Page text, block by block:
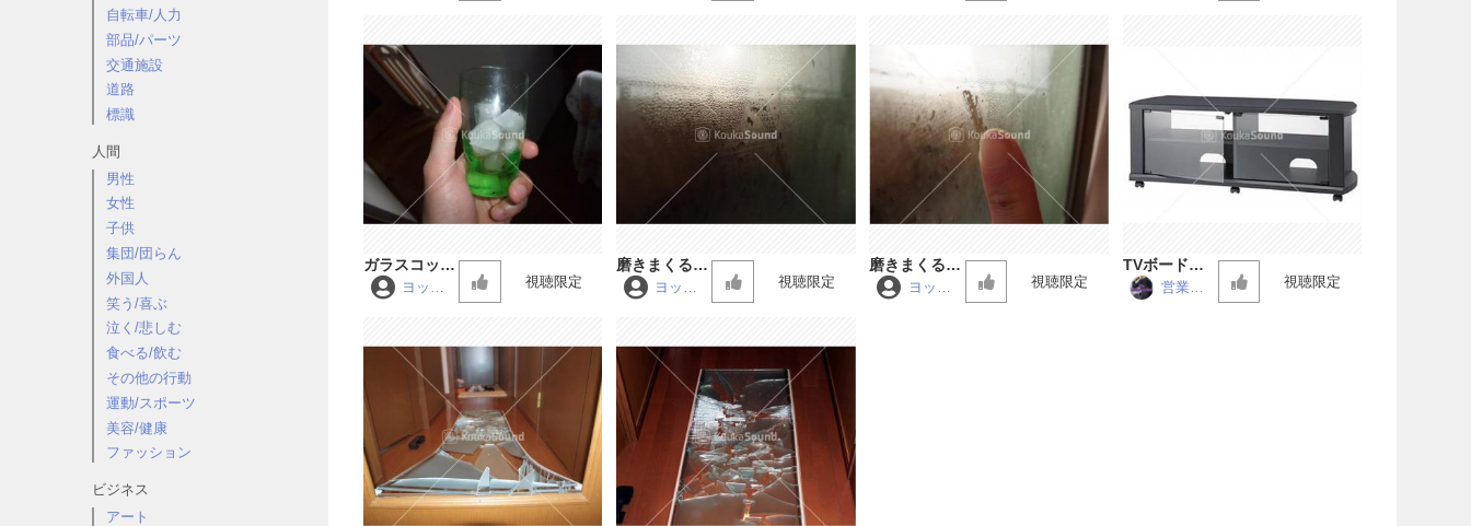
自転車/人力
部品/パーツ
交通施設
道路
標識
人間
男性
女性
子供
集団/団らん
外国人
笑う/喜ぶ
泣く/悲しむ
食べる/飲む
その他の行動
運動/スポーツ
美容/健康
ファッション
ビジネス
アート
ガラスコップ
に氷を入れ
ヨッシ
視聴限定
磨きまくる
音 ヘビーエ
ヨッシ
視聴限定
磨きまくる
音 ライトエ
ヨッシ
視聴限定
TVボードの
ガラス戸営業マ
視聴限定